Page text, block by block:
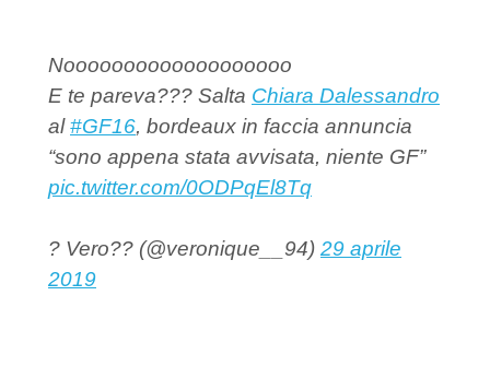
Nooooooooooooooooooo
E te pareva??? Salta Chiara Dalessandro
al#GF16, bordeaux in faccia annuncia
“sono appena stata avvisata, niente GF”
pic.twitter.com/0ODPqEl8Tq
? Vero?? (@veronique__94) 29 aprile
2019